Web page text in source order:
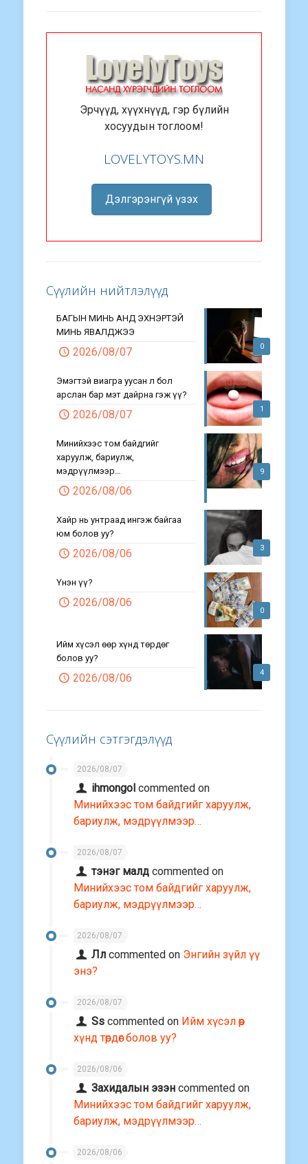
Эрчүүд, хүүхнүүд, гэр бүлийн
хосуудын тоглоом!
LOVELYTOYS.MN
Дэлгэрэнгүй үзэх
Сүүлийн нийтлэлүүд
0
БАГЫН МИНЬ АНД ЭХНЭРТЭЙ
МИНЬ ЯВАЛДЖЭЭ
2026/08/07
1
Эмэгтэй виагра уусан л бол
арслан бар мэт дайрна гэж үү?
2026/08/07
9
Минийхээс том байдгийг
харуулж, бариулж,
мэдрүүлмээр…
2026/08/06
3
Хайр нь унтраад ингэж байгаа
юм болов уу?
2026/08/06
0
Үнэн үү?
2026/08/06
4
Ийм хүсэл өөр хүнд төрдөг
болов уу?
2026/08/06
Сүүлийн сэтгэгдэлүүд
2026/08/07
ihmongol commented on
Минийхээс том байдгийг харуулж,
бариулж, мэдрүүлмээр…
2026/08/07
тэнэг малд commented on
Минийхээс том байдгийг харуулж,
бариулж, мэдрүүлмээр…
2026/08/07
Лл commented on Энгийн зүйл үү
энэ?
2026/08/07
Ss commented on Ийм хүсэл өөр
хүнд төрдөг болов уу?
2026/08/06
Захидалын эзэн commented on
Минийхээс том байдгийг харуулж,
бариулж, мэдрүүлмээр…
2026/08/06